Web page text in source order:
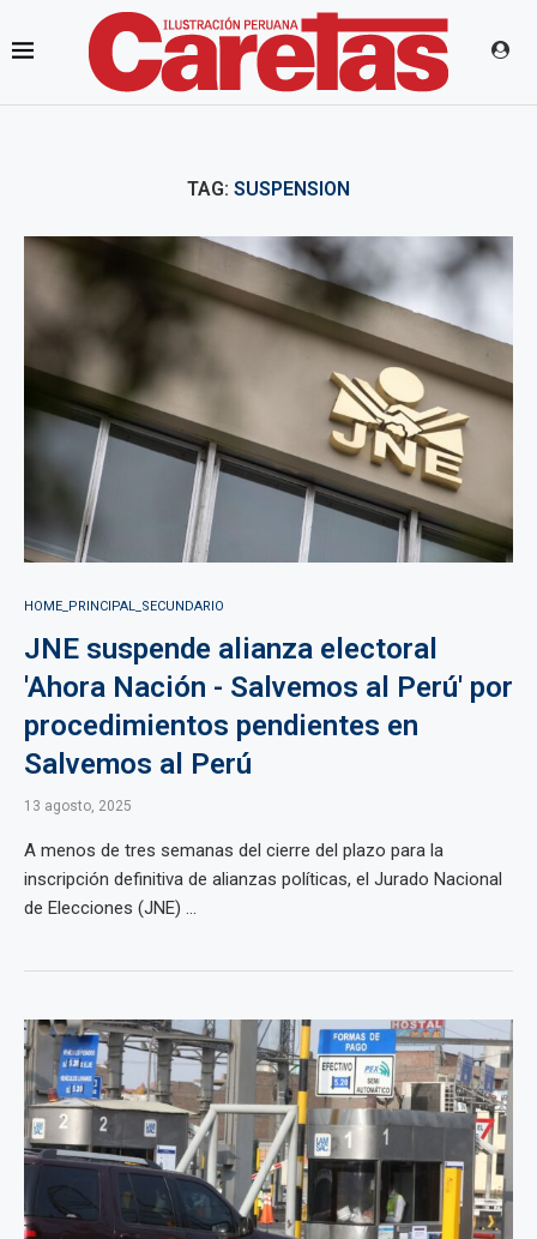
TAG: SUSPENSION
HOME_PRINCIPAL_SECUNDARIO
JNE suspende alianza electoral
'Ahora Nación - Salvemos al Perú' por
procedimientos pendientes en
Salvemos al Perú
13 agosto, 2025
A menos de tres semanas del cierre del plazo para la
inscripción definitiva de alianzas políticas, el Jurado Nacional
de Elecciones (JNE) ...